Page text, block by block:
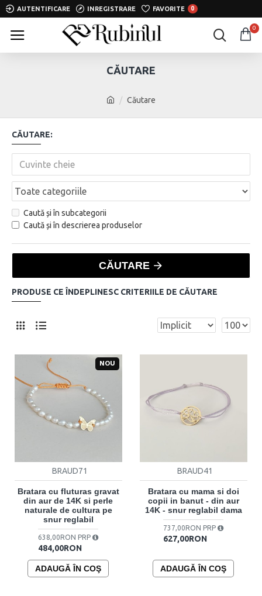
AUTENTIFICARE INREGISTRARE FAVORITE 0
0
Căutare
CĂUTARE
CĂUTARE:
Caută și în subcategorii
Caută și în descrierea produselor
CĂUTARE
PRODUSE CE ÎNDEPLINESC CRITERIILE DE CĂUTARE
NOU
BRAUD71
Bratara cu fluturas gravat
din aur de 14K si perle
naturale de cultura pe
snur reglabil
484,00RON
638,00RON PRP
ADAUGĂ ÎN COŞ
BRAUD41
Bratara cu mama si doi
copii in banut - din aur
14K - snur reglabil dama
627,00RON
737,00RON PRP
ADAUGĂ ÎN COŞ